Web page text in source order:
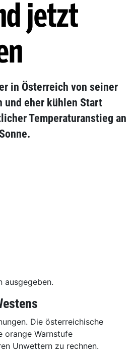
jetzt
in Österreich von seiner
und eher kühlen Start
Temperaturanstieg an
ausgegeben.
Die österreichische
orange Warnstufe
Unwettern zu rechnen.